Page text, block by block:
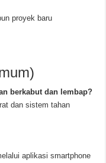
proyek baru
berkabut dan lembap?
dan sistem tahan
aplikasi smartphone